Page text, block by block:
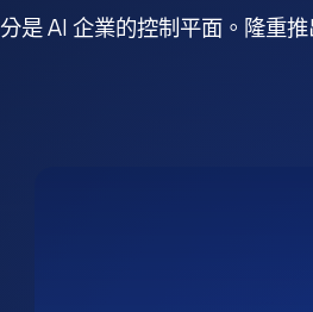
是 AI 企業的控制平面。隆重推